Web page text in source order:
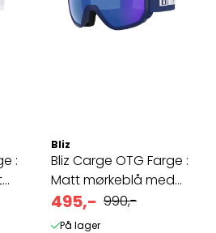
:
Bliz
Bliz Carge OTG Farge :
Matt mørkeblå med
hvit ...
495,- 990,-
På lager